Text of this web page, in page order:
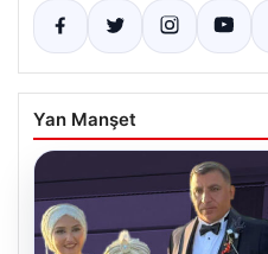
Yan Manşet